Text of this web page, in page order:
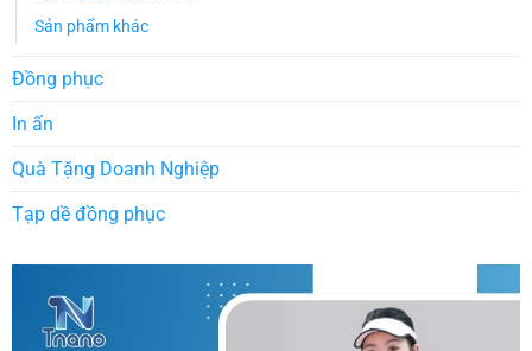
Sản phẩm khác
Đồng phục
In ấn
Quà Tặng Doanh Nghiệp
Tạp dề đồng phục